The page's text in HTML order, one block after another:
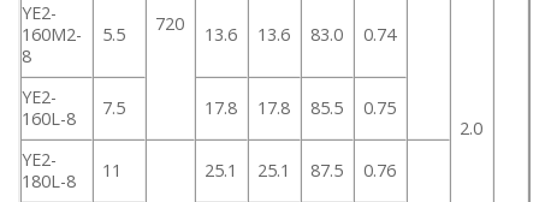
720
YE2-
160M2-
8
5.5 13.6 13.6 83.0 0.74
2.0
YE2-
160L-8
7.5 17.8 17.8 85.5 0.75
YE2-
180L-8
11 25.1 25.1 87.5 0.76